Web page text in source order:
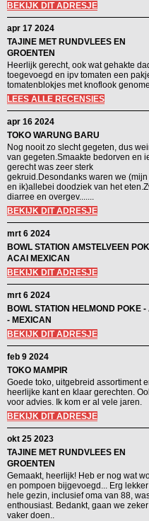
BEKIJK DIT ADRESJE
apr 17 2024
TAJINE MET RUNDVLEES EN
GROENTEN
Heerlijk gerecht, ook wat gehakte
toegevoegd en ipv tomaten een
tomatenblokjes met knoflook
LEES ALLE RECENSIES
apr 16 2024
TOKO WARUNG BARU
Nog nooit zo slecht gegeten, dus
van gegeten.Smaakte bedorven en
gerecht was zeer sterk
gekruid.Desondanks waren we (mijn
en ik)allebei doodziek van het
diarree en overgev.......
BEKIJK DIT ADRESJE
mrt 6 2024
BOWL STATION AMSTELVEEN
ACAI MEXICAN
BEKIJK DIT ADRESJE
mrt 6 2024
BOWL STATION HELMOND POKE -
- MEXICAN
BEKIJK DIT ADRESJE
feb 9 2024
TOKO MAMPIR
Goede toko, uitgebreid assortiment
heerlijke kant en klaar gerechten.
voor advies. Ik kom er al vele jaren.
BEKIJK DIT ADRESJE
okt 25 2023
TAJINE MET RUNDVLEES EN
GROENTEN
Gemaakt, heerlijk! Heb er nog wat
en pompoen bijgevoegd... Erg
hele gezin, inclusief oma van 88,
enthousiast. Bedankt, gaan we zeker
vaker doen..